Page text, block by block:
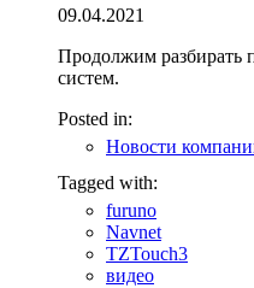
09.04.2021
Продолжим разбирать
систем.
Posted in:
Новости
Tagged with:
furuno
Navnet
TZTouch3
видео